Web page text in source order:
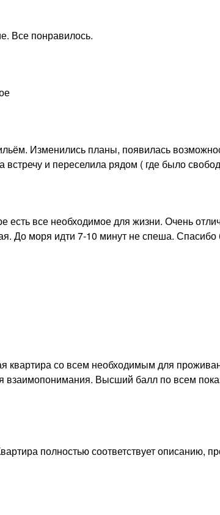
Все понравилось.
Изменились планы, появилась
и переселила рядом ( где было
есть все необходимое для жизни. Очень
До моря идти 7-10 минут не спеша.
квартира со всем необходимым для
взаимопонимания. Высший балл по всем
полностью соответствует описанию,